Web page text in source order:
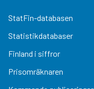
StatFin-databasen
Statistikdatabaser
Finland i siffror
Prisomräknaren